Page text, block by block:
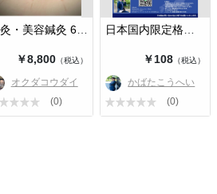
鍼灸・美容鍼灸 60分
￥8,800 （税込）
オクダコウダイ
(0)
￥108（税込）
かばたこうへい
(0)